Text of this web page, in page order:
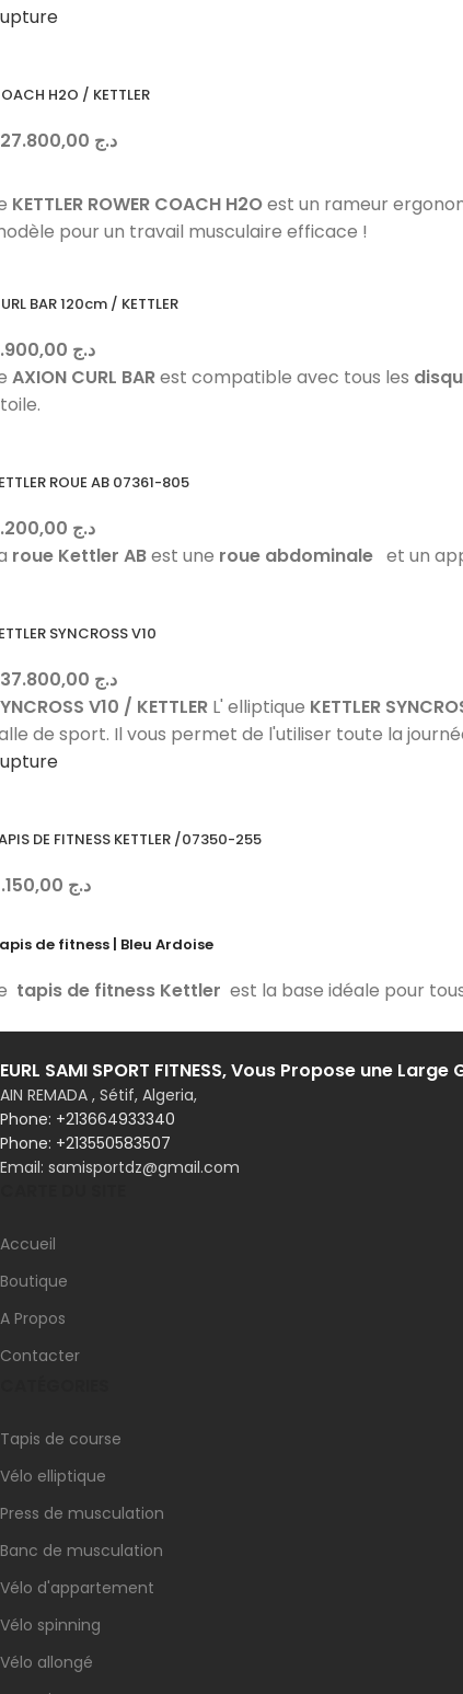
H2O / KETTLER
د.ج
KETTLER ROWER COACH H2Oest un rameur
pour un travail musculaire efficace !
BAR 120cm / KETTLER
د.ج
AXION CURL BARest compatible avec tous les
ROUE AB 07361-805
د.ج
roue Kettler ABest une roue abdominale et un
SYNCROSS V10
د.ج
V10 / KETTLER L' elliptique KETTLER
de sport. Il vous permet de l'utiliser toute la
DE FITNESS KETTLER /07350-255
د.ج
de fitness | Bleu Ardoise
tapis de fitness Kettler est la base idéale pour
EURL SAMI SPORT FITNESS, Vous Propose une
AIN REMADA , Sétif, Algeria,
Phone: +213550583507
Email: samisportdz@gmail.com
Accueil
Boutique
A Propos
Contacter
Tapis de course
Vélo elliptique
Press de musculation
Banc de musculation
Vélo d'appartement
Vélo spinning
Vélo allongé